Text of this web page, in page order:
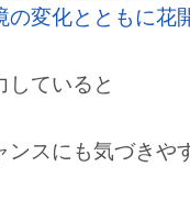
の変化とともに花
していると
ンスにも気づきや